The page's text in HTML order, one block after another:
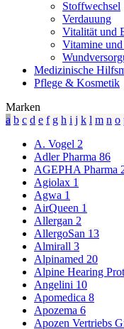
Stoffwechsel
Verdauung
Vitalität und
Vitamine
Medizinische
Pflege & Kosmetik
Marken
a b c d e f g h i j k l m n o
A. Vogel 2
Adler Pharma 86
AGEPHA Pharma
Agiolax 1
Agwa 1
AirQueen 1
Allergan 2
AllergoSan 13
Almirall 3
Alpinamed 20
Alpine Hearing
Angelini 10
Apomedica 8
Apozema 6
Apozen Vertriebs